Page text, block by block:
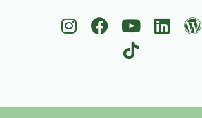
I
n
g
F
a
o
Y
o
u
b
L
i
d
W
o
r
T
i
k
k